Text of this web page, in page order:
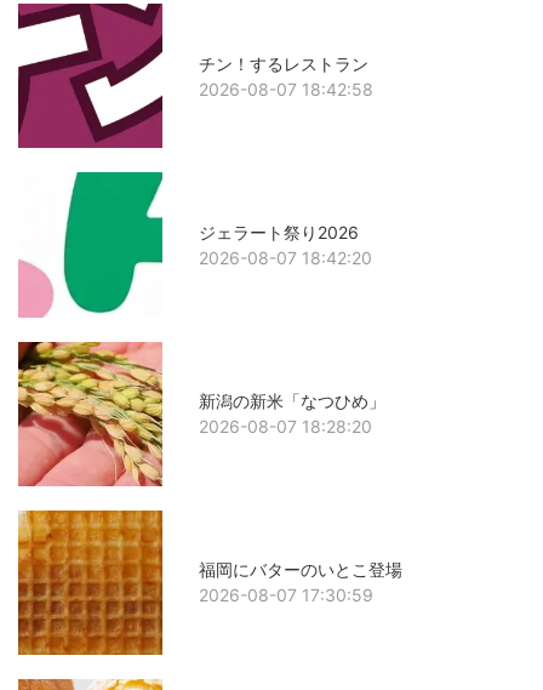
チン！するレストラン
2026-08-07 18:42:58
ジェラート祭り2026
2026-08-07 18:42:20
新潟の新米「なつひめ」
2026-08-07 18:28:20
福岡にバターのいとこ登場
2026-08-07 17:30:59